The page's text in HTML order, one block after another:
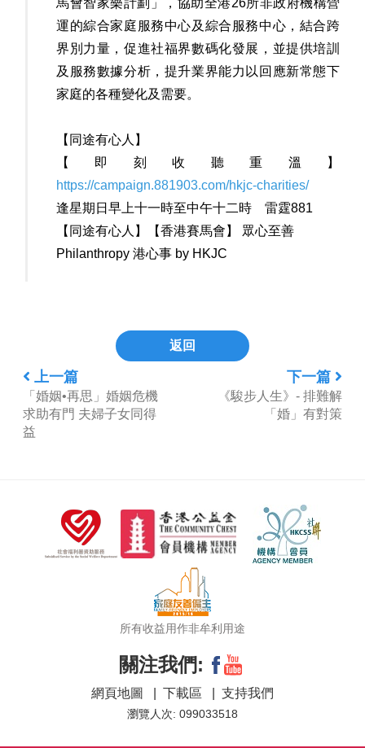
馬會智家樂計劃」，協助全港26所非政府機構營
運的綜合家庭服務中心及綜合服務中心，結合跨
界別力量，促進社福界數碼化發展，並提供培訓
及服務數據分析，提升業界能力以回應新常態下
家庭的各種變化及需要。
【同途有心人】
【即刻收聽重溫】
https://campaign.881903.com/hkjc-charities/
逢星期日早上十一時至中午十二時 雷霆881
【同途有心人】【香港賽馬會】 眾心至善
Philanthropy 港心事 by HKJC
上一篇
「婚姻•再思」婚姻危機
求助有門 夫婦子女同得
益
返回
下一篇
《駿步人生》- 排難解
「婚」有對策
所有收益用作非牟利用途
關注我們:
網頁地圖 下載區 支持我們
瀏覽人次: 099033518